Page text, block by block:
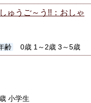
ゅうご～う!!：おしゃ
齢 0歳 1～2歳 3～5歳
小学生